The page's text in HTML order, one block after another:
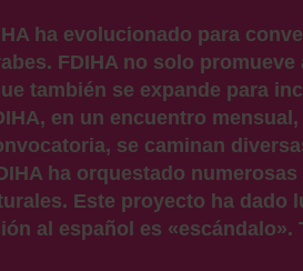
ha evolucionado para
FDIHA no solo
también se expande para
en un encuentro
se caminan
ha orquestado
Este proyecto ha dado
al español es